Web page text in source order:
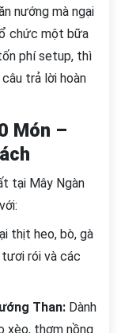
nướng mà ngại
chức một bữa
phí setup, thì
trả lời hoàn
Món –
tại Mây Ngàn
thịt heo, bò, gà
rói và các
Than: Dành
xèo, thơm nồng